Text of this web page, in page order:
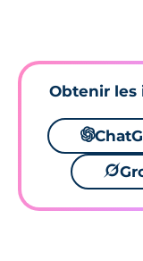
Obtenir les
🌌
🪐